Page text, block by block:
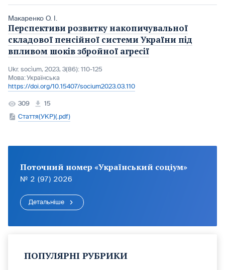
Макаренко О. І.
Перспективи розвитку накопичувальної
складової пенсійної системи України під
впливом шоків збройної агресії
Ukr. socìum, 2023, 3(86): 110-125
Мова:Українська
https://doi.org/10.15407/socium2023.03.110
309
15
Стаття(УКР)(.pdf)
Поточний номер «Український соціум»
№ 2 (97) 2026
Детальніше
ПОПУЛЯРНІ РУБРИКИ